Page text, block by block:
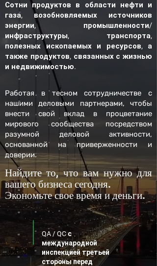
Сотни продуктов в области нефти и
газа, возобновляемых источников
энергии, промышленности/
инфраструктуры, транспорта,
полезных ископаемых и ресурсов, а
также продуктов, связанных с жизнью
и недвижимостью.
Работая в тесном сотрудничестве с
нашими деловыми партнерами, чтобы
внести свой вклад в процветание
мирового сообщества посредством
разумной деловой активности,
основанной на приверженности и
доверии.
Найдите то, что вам нужно для
вашего бизнеса сегодня.
Экономьте свое время и деньги.
QA / QC с
международной
инспекцией третьей
стороны перед